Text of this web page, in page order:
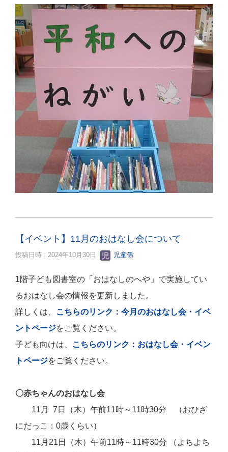
【イベント】11月のおはなし会について
投稿日時 : 2024年10月30日 児童係
1階子ども図書室の「おはなしのへや」で実施してい
るおはなし会の情報を更新しました。
詳しくは、 こちらのリンク：今月のおはなし会・イベ
ントページをご覧ください。
子ども向けは、 こちらのリンク：おはなし会・イベン
トページをご覧ください。
〇赤ちゃんのおはなし会
11月 7日（木）午前11時～11時30分 （おひざ
にだっこ：0歳くらい）
11月21日
（木）午前11時～11時30分 （よちよち